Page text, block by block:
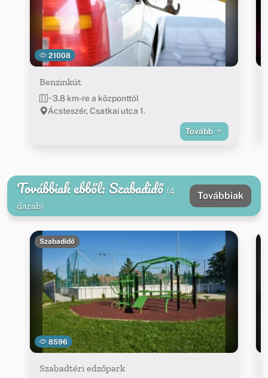
21008
Benzinkút
~3.8 km-re a központtól
Ácsteszér, Csatkai utca 1.
Tovább
Továbbiak ebből: Szabadidő (4
darab)
Továbbiak
8596
Szabadidő
Szabadtéri edzőpark